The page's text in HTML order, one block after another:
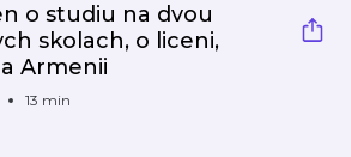
o studiu na dvou
skolach, o liceni,
Armenii
13 min